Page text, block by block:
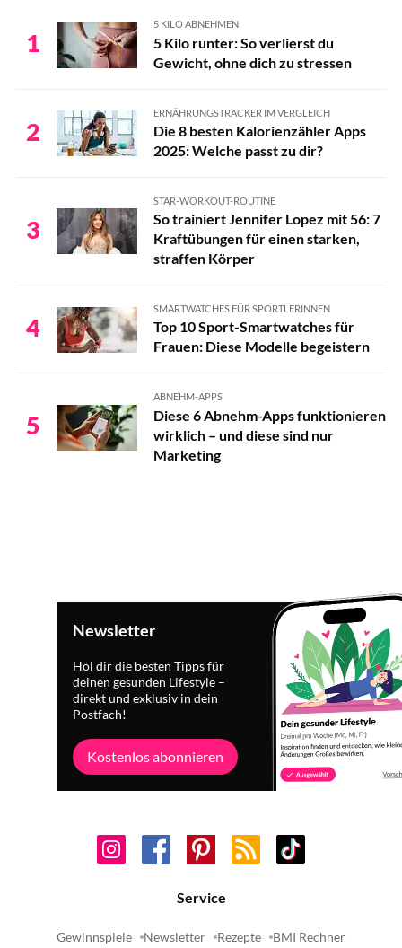
1
5 KILO ABNEHMEN
5 Kilo runter: So verlierst du
Gewicht, ohne dich zu stressen
2
ERNÄHRUNGSTRACKER IM VERGLEICH
Die 8 besten Kalorienzähler Apps
2025: Welche passt zu dir?
3
STAR-WORKOUT-ROUTINE
So trainiert Jennifer Lopez mit 56: 7
Kraftübungen für einen starken,
straffen Körper
4
SMARTWATCHES FÜR SPORTLERINNEN
Top 10 Sport-Smartwatches für
Frauen: Diese Modelle begeistern
5
ABNEHM-APPS
Diese 6 Abnehm-Apps funktionieren
wirklich – und diese sind nur
Marketing
Newsletter
Hol dir die besten Tipps für
deinen gesunden Lifestyle –
direkt und exklusiv in dein
Postfach!
Kostenlos abonnieren
Service
Gewinnspiele Newsletter Rezepte BMI Rechner